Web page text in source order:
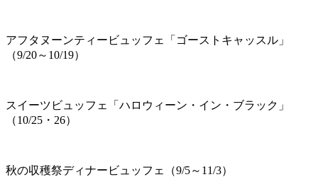
アフタヌーンティービュッフェ「ゴーストキャッスル」
（9/20～10/19）
スイーツビュッフェ「ハロウィーン・イン・ブラック」
（10/25・26）
秋の収穫祭ディナービュッフェ（9/5～11/3）